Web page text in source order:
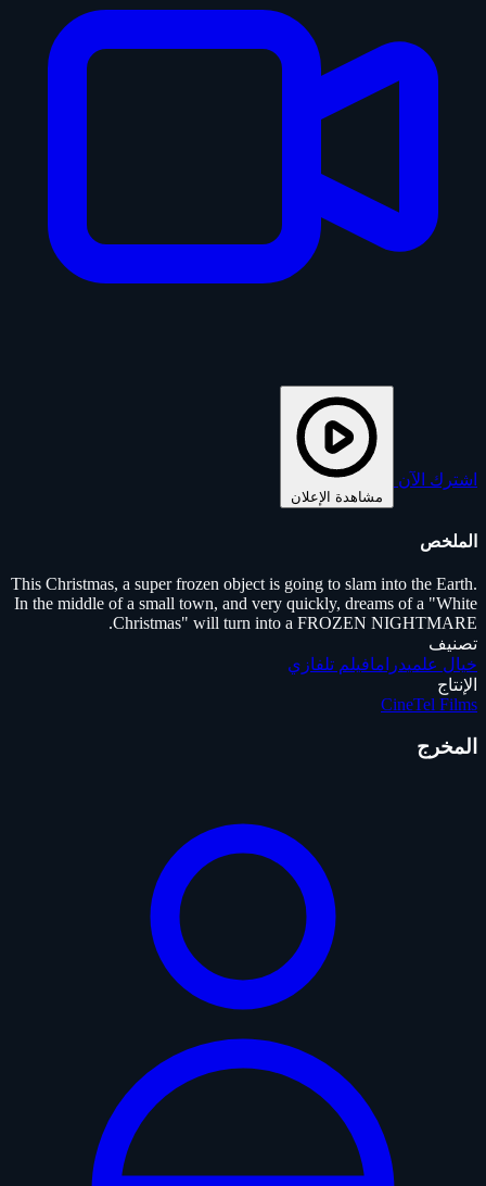
اشترك الآن
مشاهدة الإعلان
الملخص
This Christmas, a super frozen object is going to slam into the Earth.
In the middle of a small town, and very quickly, dreams of a "White
Christmas" will turn into a FROZEN NIGHTMARE.
تصنيف
خيال علميدرامافيلم تلفازي
الإنتاج
CineTel Films
المخرج